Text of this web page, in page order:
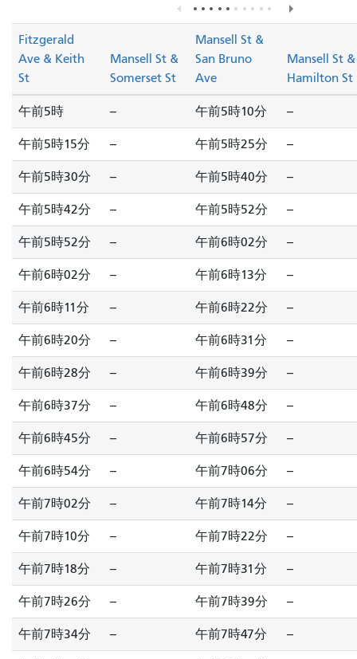
Fitzgerald
Ave & Keith
St
Mansell St &
Somerset St
Mansell St &
San Bruno
Ave
Mansell St &
Hamilton St
午前5時 -- 午前5時10分 --
午前5時15分 -- 午前5時25分 --
午前5時30分 -- 午前5時40分 --
午前5時42分 -- 午前5時52分 --
午前5時52分 -- 午前6時02分 --
午前6時02分 -- 午前6時13分 --
午前6時11分 -- 午前6時22分 --
午前6時20分 -- 午前6時31分 --
午前6時28分 -- 午前6時39分 --
午前6時37分 -- 午前6時48分 --
午前6時45分 -- 午前6時57分 --
午前6時54分 -- 午前7時06分 --
午前7時02分 -- 午前7時14分 --
午前7時10分 -- 午前7時22分 --
午前7時18分 -- 午前7時31分 --
午前7時26分 -- 午前7時39分 --
午前7時34分 -- 午前7時47分 --